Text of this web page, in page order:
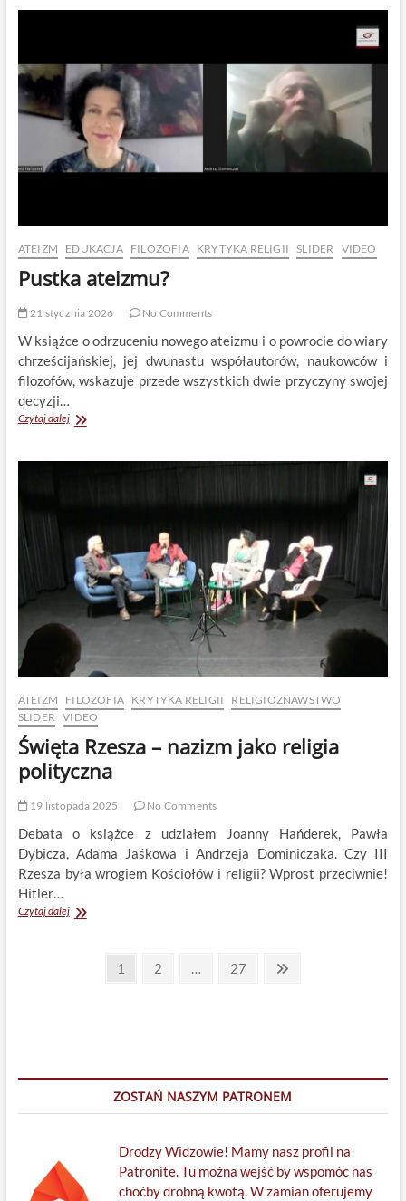
ATEIZM EDUKACJA FILOZOFIA KRYTYKA RELIGII SLIDER VIDEO
Pustka ateizmu?
21 stycznia 2026 No Comments
W książce o odrzuceniu nowego ateizmu i o powrocie do wiary
chrześcijańskiej, jej dwunastu współautorów, naukowców i
filozofów, wskazuje przede wszystkich dwie przyczyny swojej
decyzji…
Czytaj dalejPustka
ATEIZM FILOZOFIA KRYTYKA RELIGII
RELIGIOZNAWSTWO
SLIDER
VIDEO
Święta Rzesza – nazizm jako religia
polityczna
19 listopada 2025 No Comments
Debata o książce z udziałem Joanny Hańderek, Pawła
Dybicza, Adama Jaśkowa i Andrzeja Dominiczaka. Czy III
Rzesza była wrogiem Kościołów i religii? Wprost przeciwnie!
Hitler…
Czytaj dalejŚwięta
Stronicowanie
Page
1 Page
2 … Page
27
Next
ZOSTAŃ NASZYM PATRONEM
Drodzy Widzowie! Mamy nasz profil na
Patronite. Tu można wejść by wspomóc nas
choćby drobną kwotą. W zamian oferujemy